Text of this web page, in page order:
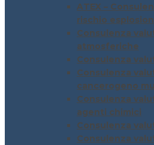
ATEX –
rischio
Consulenza
atmosferiche
Consulenza
Consulenza
cancerogeno
Consulenza
agenti chimici
Consulenza
Consulenza